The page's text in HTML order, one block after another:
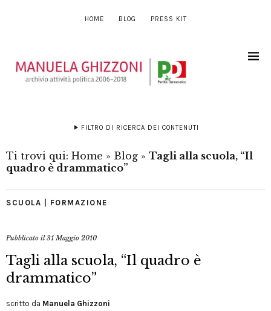
HOME BLOG PRESS KIT
FILTRO DI RICERCA DEI CONTENUTI
Ti trovi qui: Home » Blog » Tagli alla scuola, “Il
quadro è drammatico”
SCUOLA | FORMAZIONE
Pubblicato il31 Maggio 2010
Tagli alla scuola, “Il quadro è
drammatico”
scritto da Manuela Ghizzoni